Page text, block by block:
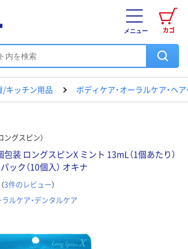
カゴ
メニュー
/キッチン用品 ボディケア・オーラルケア・ヘ
ングスピン）
装 ロングスピンX ミント 13mL（1個あたり）
ック（10個入） オキナ
（3件のレビュー）
ルケア・デンタルケア